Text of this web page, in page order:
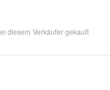
diesem Verkäufer gekauft